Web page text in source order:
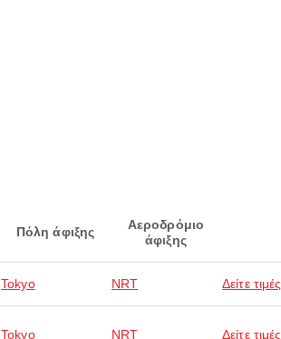
Πόλη άφιξης
Αεροδρόμιο
άφιξης
Tokyo NRT Δείτε τιμές
Tokyo NRT Δείτε τιμές